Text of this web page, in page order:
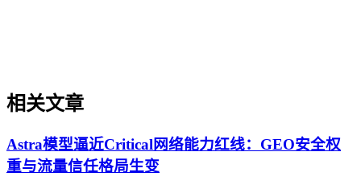
相关文章
Astra模型逼近Critical网络能力红线：GEO安全权
重与流量信任格局生变